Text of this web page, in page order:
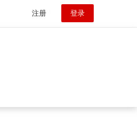
注册 登录